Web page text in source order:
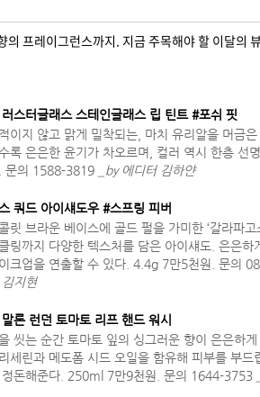
프레이그런스까지. 지금 주목해야 할 이달의
러스터글래스 스테인글래스 립 틴트 #포쉬 핏
이지 않고 맑게 밀착되는, 마치 유리알을 머금
록 은은한 윤기가 차오르며, 컬러 역시 한층 선
문의 1588-3819
_by 에디터 김하얀
쿼드 아이섀도우 #스프링 피버
릿 브라운 베이스에 골드 펄을 가미한 ‘갈라파
링까지 다양한 텍스처를 담은 아이섀도. 은은하
크업을 연출할 수 있다. 4.4g 7만5천원. 문의
김지현
론 런던 토마토 리프 핸드 워시
씻는 순간 토마토 잎의 싱그러운 향이 은은하게
세린과 메도폼 시드 오일을 함유해 피부를 부드
정돈해준다. 250ml 7만9천원. 문의 1644-3753